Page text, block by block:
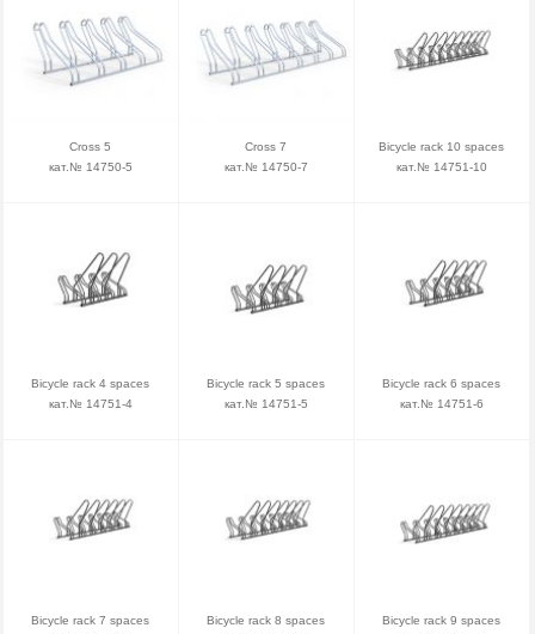
Cross 5
кат.№ 14750-5
Cross 7
кат.№ 14750-7
Bicycle rack 10 spaces
кат.№ 14751-10
Bicycle rack 4 spaces
кат.№ 14751-4
Bicycle rack 5 spaces
кат.№ 14751-5
Bicycle rack 6 spaces
кат.№ 14751-6
Bicycle rack 7 spaces
Bicycle rack 8 spaces
Bicycle rack 9 spaces